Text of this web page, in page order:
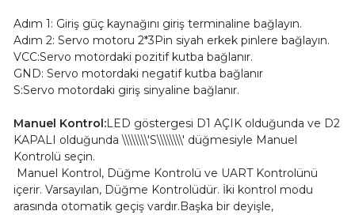
Adım 1: Giriş güç kaynağını giriş terminaline bağlayın.
Adım 2: Servo motoru 2*3Pin siyah erkek pinlere bağlayın.
VCC:Servo motordaki pozitif kutba bağlanır.
GND: Servo motordaki negatif kutba bağlanır
S:Servo motordaki giriş sinyaline bağlanır.
Manuel Kontrol:LED göstergesi D1 AÇIK olduğunda ve D2
KAPALI olduğunda \\\\\\\\'S\\\\\\\\' düğmesiyle Manuel
Kontrolü seçin.
Manuel Kontrol, Düğme Kontrolü ve UART Kontrolünü
içerir. Varsayılan, Düğme Kontrolüdür. İki kontrol modu
arasında otomatik geçiş vardır.Başka bir deyişle,